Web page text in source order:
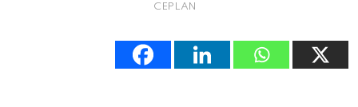
CEPLAN